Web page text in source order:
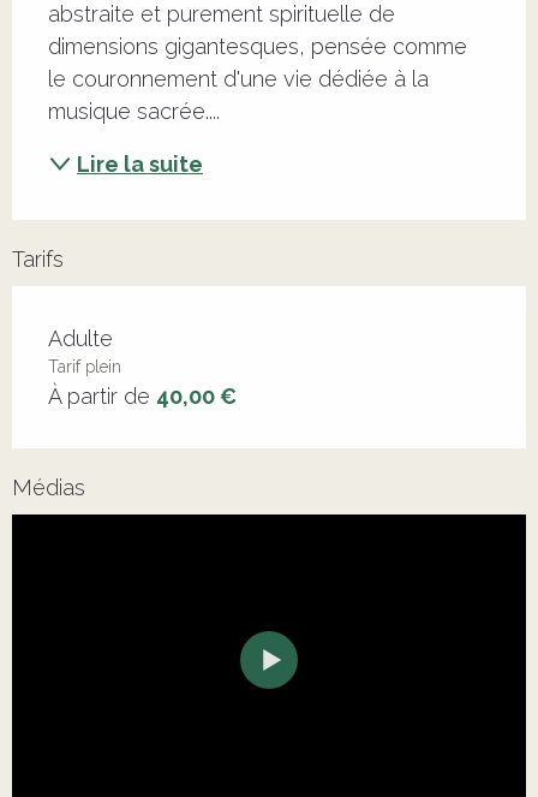
abstraite et purement spirituelle de
dimensions gigantesques, pensée comme
le couronnement d'une vie dédiée à la
musique sacrée....
Lire la suite
Tarifs
Adulte
Tarif plein
À partir de 40,00 €
Médias